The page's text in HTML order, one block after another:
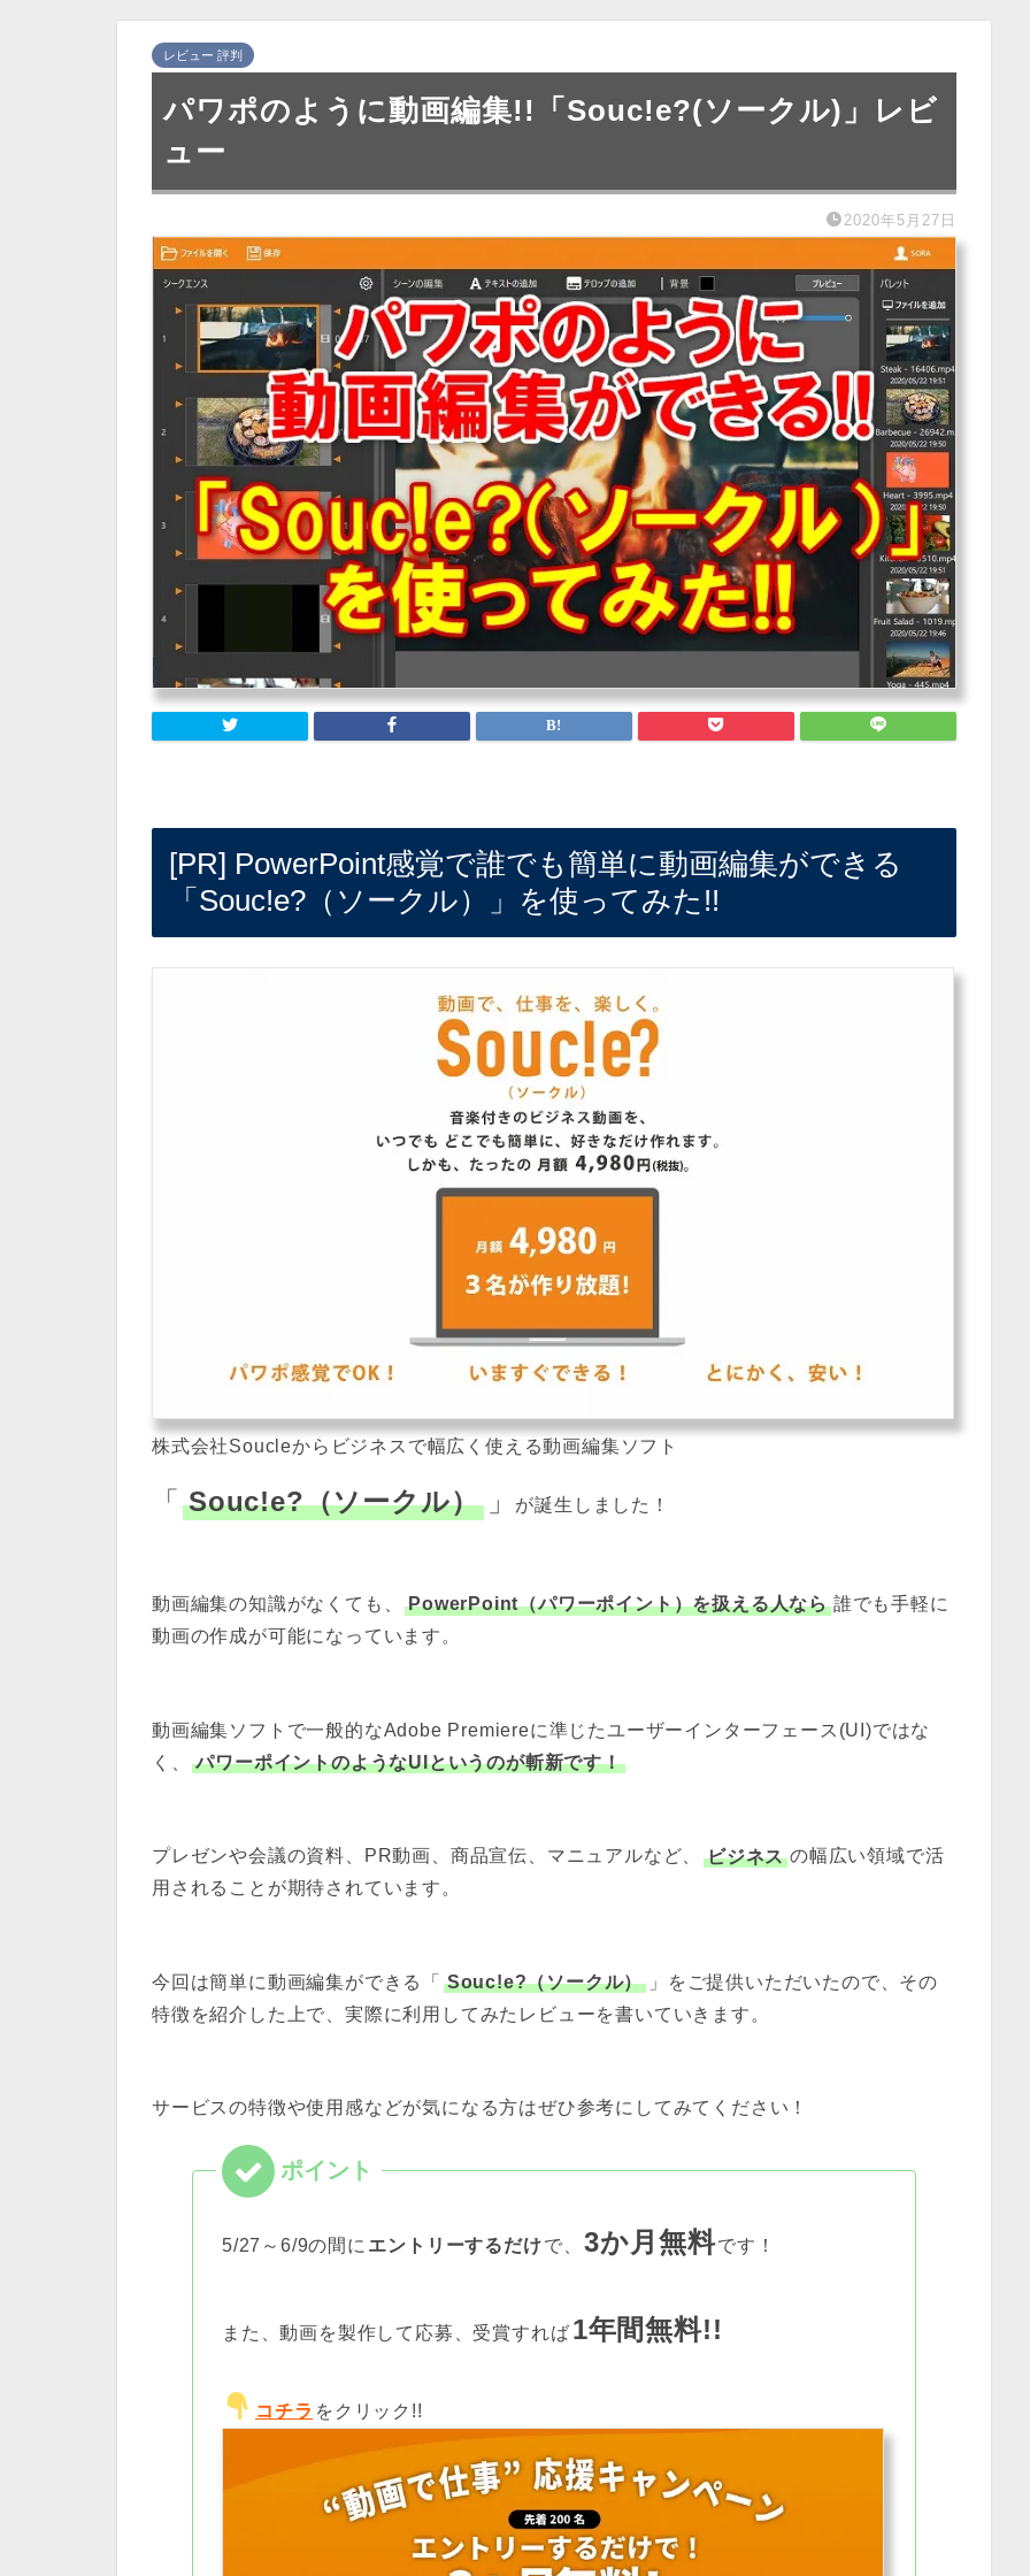
レビュー 評判
パワポのように動画編集!!「Souc!e?(ソークル)」レビ
ュー
2020年5月27日
[PR] PowerPoint感覚で誰でも簡単に動画編集ができる
「Souc!e?（ソークル）」を使ってみた!!
株式会社Soucleからビジネスで幅広く使える動画編集ソフト
「 Souc!e?（ソークル） 」 が誕生しました！
動画編集の知識がなくても、 PowerPoint（パワーポイント）を扱える人なら 誰でも手軽に
動画の作成が可能になっています。
動画編集ソフトで一般的なAdobe Premiereに準じたユーザーインターフェース(UI)ではな
く、
パワーポイントのようなUIというのが斬新です！
プレゼンや会議の資料、PR動画、商品宣伝、マニュアルなど、 ビジネス の幅広い領域で活
用されることが期待されています。
今回は簡単に動画編集ができる「 Souc!e?（ソークル）
」をご提供いただいたので、その
特徴を紹介した上で、実際に利用してみたレビューを書いていきます。
サービスの特徴や使用感などが気になる方はぜひ参考にしてみてください！
5/27 ～ 6/9の間に エントリーするだけで、 3か月無料です！
また、動画を製作して応募、受賞すれば 1年間無料!!
コチラ をクリック!!